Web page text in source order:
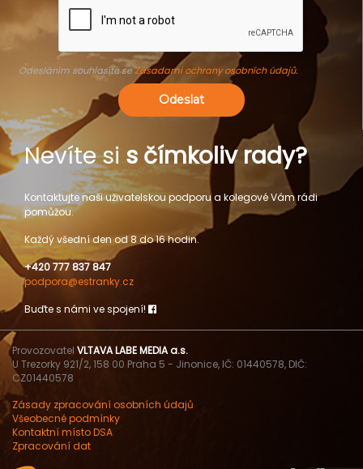
Odesláním souhlasíte seZásadami ochrany osobních údajů.
Odeslat
Nevíte si s čímkoliv rady?
Kontaktujte naši uživatelskou podporu a kolegové Vám rádi
pomůžou.
Každý všední den od 8 do 16 hodin.
+420 777 837 847
podpora@estranky.cz
Buďte s námi ve spojení!
Provozovatel VLTAVA LABE MEDIA a.s.
U Trezorky 921/2, 158 00 Praha 5 - Jinonice, IČ: 01440578, DIČ:
CZ01440578
Zásady zpracování osobních údajů
Všeobecné podmínky
Kontaktní místo DSA
Zpracování dat